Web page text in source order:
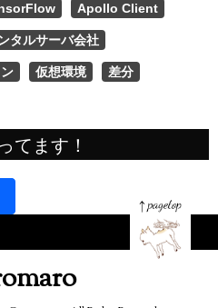
Apollo Client
タルサーバ会社
仮想環境 差分
てます！